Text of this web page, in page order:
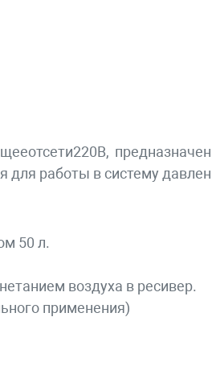
для работы в систему
50 л.
воздуха в ресивер.
применения)